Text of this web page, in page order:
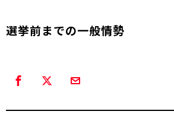
選挙前までの一般情勢